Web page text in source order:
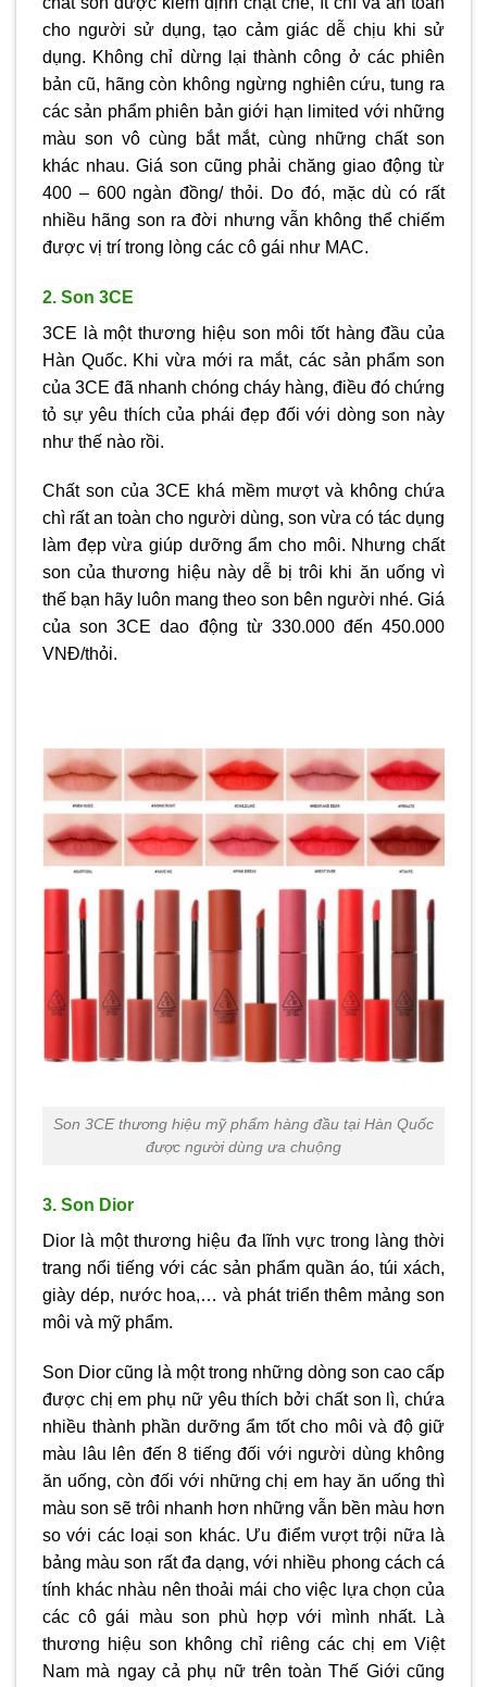
cho người sử dụng, tạo cảm giác dễ chịu khi sử
dụng. Không chỉ dừng lại thành công ở các phiên
bản cũ, hãng còn không ngừng nghiên cứu, tung ra
các sản phẩm phiên bản giới hạn limited với những
màu son vô cùng bắt mắt, cùng những chất son
khác nhau. Giá son cũng phải chăng giao động từ
400 – 600 ngàn đồng/ thỏi. Do đó, mặc dù có rất
nhiều hãng son ra đời nhưng vẫn không thể chiếm
được vị trí trong lòng các cô gái như MAC.
2. Son 3CE
3CE là một thương hiệu son môi tốt hàng đầu của
Hàn Quốc. Khi vừa mới ra mắt, các sản phẩm son
của 3CE đã nhanh chóng cháy hàng, điều đó chứng
tỏ sự yêu thích của phái đẹp đối với dòng son này
như thế nào rồi.
Chất son của 3CE khá mềm mượt và không chứa
chì rất an toàn cho người dùng, son vừa có tác dụng
làm đẹp vừa giúp dưỡng ẩm cho môi. Nhưng chất
son của thương hiệu này dễ bị trôi khi ăn uống vì
thế bạn hãy luôn mang theo son bên người nhé. Giá
của son 3CE dao động từ 330.000 đến 450.000
VNĐ/thỏi.
Son 3CE thương hiệu mỹ phẩm hàng đầu tại Hàn Quốc
được người dùng ưa chuộng
3. Son Dior
Dior là một thương hiệu đa lĩnh vực trong làng thời
trang nổi tiếng với các sản phẩm quần áo, túi xách,
giày dép, nước hoa,… và phát triển thêm mảng son
môi và mỹ phẩm.
Son Dior cũng là một trong những dòng son cao cấp
được chị em phụ nữ yêu thích bởi chất son lì, chứa
nhiều thành phần dưỡng ẩm tốt cho môi và độ giữ
màu lâu lên đến 8 tiếng đối với người dùng không
ăn uống, còn đối với những chị em hay ăn uống thì
màu son sẽ trôi nhanh hơn những vẫn bền màu hơn
so với các loại son khác. Ưu điểm vượt trội nữa là
bảng màu son rất đa dạng, với nhiều phong cách cá
tính khác nhàu nên thoải mái cho việc lựa chọn của
các cô gái màu son phù hợp với mình nhất. Là
thương hiệu son không chỉ riêng các chị em Việt
Nam mà ngay cả phụ nữ trên toàn Thế Giới cũng